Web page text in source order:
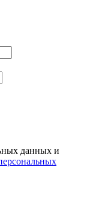
данных и